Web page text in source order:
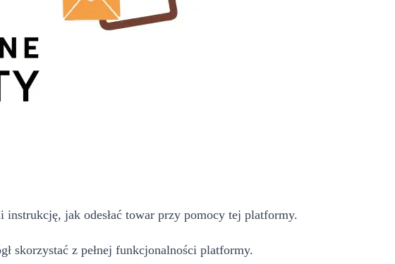
jak odesłać towar przy pomocy tej platformy.
skorzystać z pełnej funkcjonalności platformy.